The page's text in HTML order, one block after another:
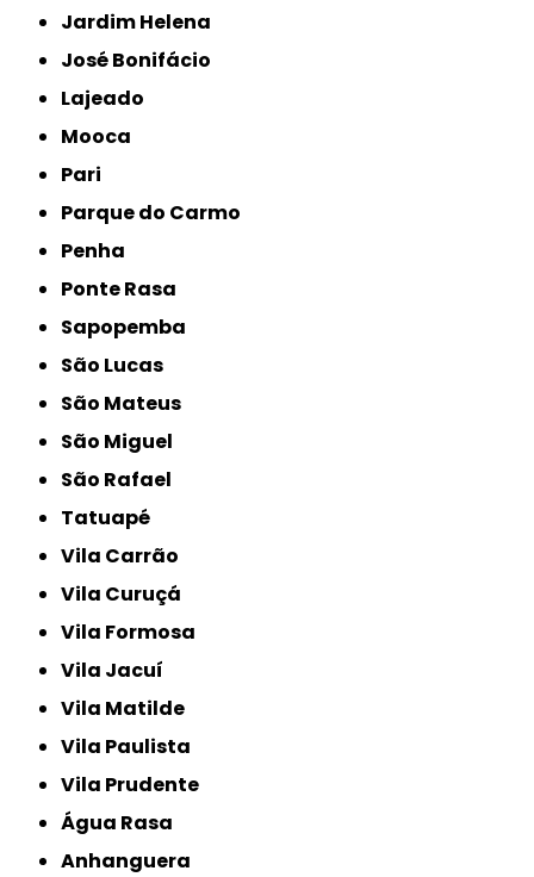
Jardim Helena
José Bonifácio
Lajeado
Mooca
Pari
Parque do Carmo
Penha
Ponte Rasa
Sapopemba
São Lucas
São Mateus
São Miguel
São Rafael
Tatuapé
Vila Carrão
Vila Curuçá
Vila Formosa
Vila Jacuí
Vila Matilde
Vila Paulista
Vila Prudente
Água Rasa
Anhanguera